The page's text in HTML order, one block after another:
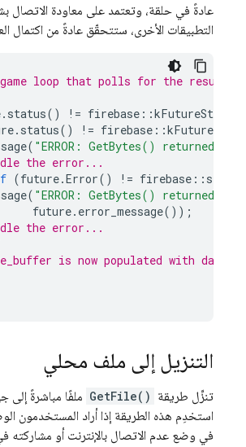
عادةً في حلقة، وتعتمد على معاودة الاتصال
التطبيقات الأخرى، ستتحقّق عادةً من اكتمال
loop that polls for the
. status() != firebase ::
. status() != firebase ::
( "ERROR: GetBytes() returned
the error...
(future.Error() != firebase ::
( "ERROR: GetBytes() returned
future. error_message());
the error...
is now populated with data
التنزيل إلى ملف محلي
تنزِّل طريقة GetFile() ملفًا مباشرةً إلى
استخدِم هذه الطريقة إذا أراد المستخدمون
في وضع عدم الاتصال بالإنترنت أو